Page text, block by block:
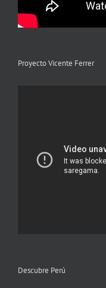
Proyecto Vicente Ferrer
Descubre Perú